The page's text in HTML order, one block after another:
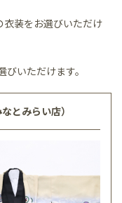
衣装をお選びいただけ
いただけます。
とみらい店）